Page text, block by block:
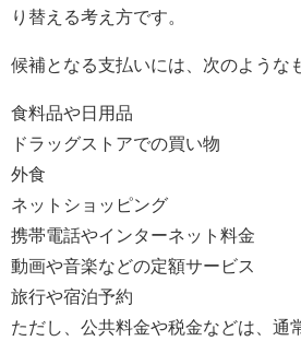
り替える考え方です。
候補となる支払いには、次のような
食料品や日用品
ドラッグストアでの買い物
外食
ネットショッピング
携帯電話やインターネット料金
動画や音楽などの定額サービス
旅行や宿泊予約
ただし、公共料金や税金などは、通